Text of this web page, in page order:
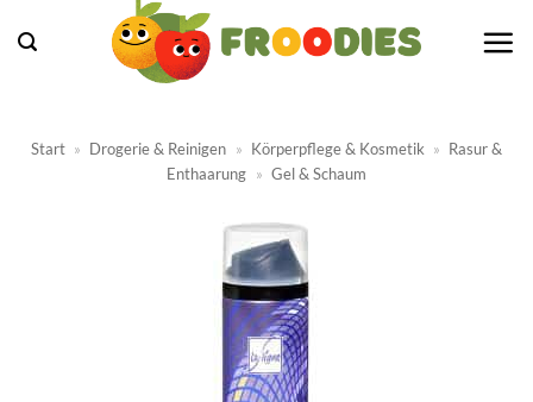
Inhalt
Start » Drogerie & Reinigen » Körperpflege & Kosmetik » Rasur &
Enthaarung » Gel & Schaum